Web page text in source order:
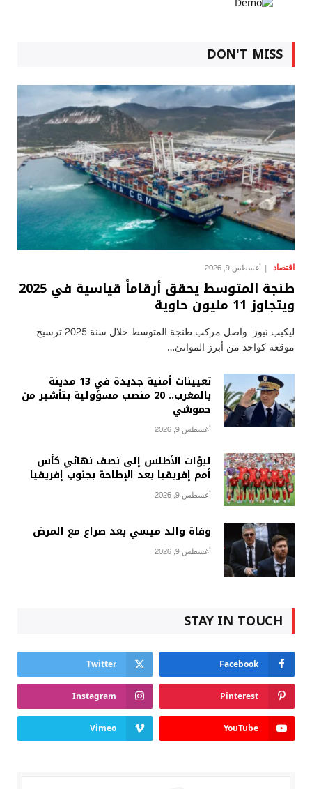
DON'T MISS
اقتصاد أغسطس 9, 2026
طنجة المتوسط يحقق أرقاماً قياسية في 2025
ويتجاوز 11 مليون حاوية
ليكيب نيوز واصل مركب طنجة المتوسط خلال سنة 2025 ترسيخ
موقعه كواحد من أبرز الموانئ…
تعيينات أمنية جديدة في 13 مدينة
بالمغرب.. 20 منصب مسؤولية بتأشير من
حموشي
أغسطس 9, 2026
لبؤات الأطلس إلى نصف نهائي كأس
أمم إفريقيا بعد الإطاحة بجنوب إفريقيا
أغسطس 9, 2026
وفاة والد ميسي بعد صراع مع المرض
أغسطس 9, 2026
STAY IN TOUCH
Facebook
Twitter
Pinterest
Instagram
YouTube
Vimeo